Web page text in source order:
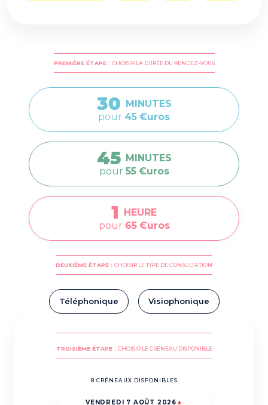
PREMIÈRE ÉTAPE : CHOISIR LA DURÉE DU RENDEZ-VOUS
30 MINUTES
pour 45 €uros
45 MINUTES
pour 55 €uros
1 HEURE
pour 65 €uros
DEUXIÈME ÉTAPE : CHOISIR LE TYPE DE CONSULTATION
Téléphonique Visiophonique
TROISIÈME ÉTAPE : CHOISIR LE CRÉNEAU DISPONIBLE
8 CRÉNEAUX DISPONIBLES
VENDREDI 7 AOÛT 2026